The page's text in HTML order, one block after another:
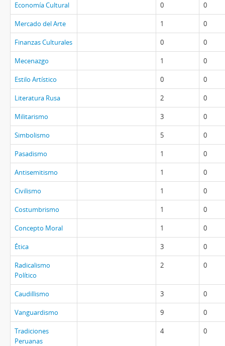
Economía Cultural 0 0
Mercado del Arte 1 0
Finanzas Culturales 0 0
Mecenazgo 1 0
Estilo Artístico 0 0
Literatura Rusa 2 0
Militarismo 3 0
Simbolismo 5 0
Pasadismo 1 0
Antisemitismo 1 0
Civilismo 1 0
Costumbrismo 1 0
Concepto Moral 1 0
Ética 3 0
Radicalismo
Político
2 0
Caudillismo 3 0
Vanguardismo 9 0
Tradiciones
Peruanas
4 0